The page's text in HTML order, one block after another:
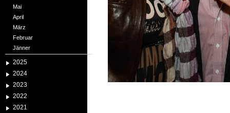
Mai
April
März
Februar
Jänner
2025
2024
2023
2022
2021